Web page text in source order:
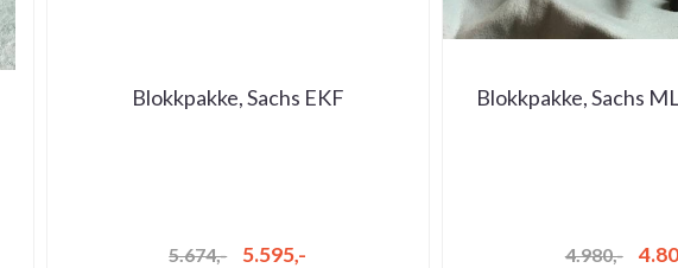
Blokkpakke, Sachs EKF
5.674,- 5.595,-
Blokkpakke, Sachs
4.980,-